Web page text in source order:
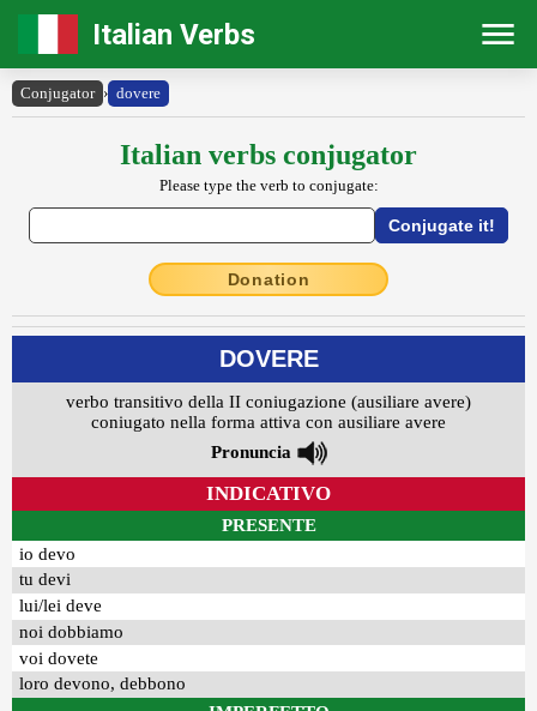
Italian Verbs
Conjugator › dovere
Italian verbs conjugator
Please type the verb to conjugate:
Donation
DOVERE
verbo transitivo della II coniugazione (ausiliare avere)
coniugato nella forma attiva con ausiliare avere
Pronuncia
INDICATIVO
PRESENTE
io devo
tu devi
lui/lei deve
noi dobbiamo
voi dovete
loro devono, debbono